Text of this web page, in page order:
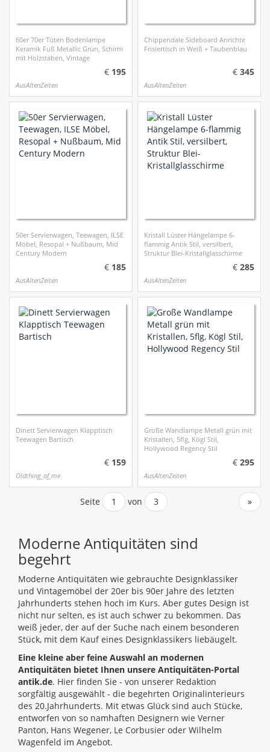
60er 70er Tüten Bodenlampe
Keramik Fuß Metallic Grün, Schirm
mit Holzstäben, Vintage
195
AusAltenZeiten
Chippendale Sideboard Anrichte
Frisiertisch in Weiß + Taubenblau
345
AusAltenZeiten
50er Servierwagen, Teewagen, ILSE
Möbel, Resopal + Nußbaum, Mid
Century Modern
185
AusAltenZeiten
Kristall Lüster Hängelampe 6-
flammig Antik Stil, versilbert,
Struktur Blei-Kristallglasschirme
285
AusAltenZeiten
Dinett Servierwagen Klapptisch
Teewagen Bartisch
159
Oldthing_of_me
Große Wandlampe Metall grün mit
Kristallen, 5flg, Kögl Stil,
Hollywood Regency Stil
295
AusAltenZeiten
Seite 1 von 3 »
Moderne Antiquitäten sind
begehrt
Moderne Antiquitäten wie gebrauchte Designklassiker
und Vintagemöbel der 20er bis 90er Jahre des letzten
Jahrhunderts stehen hoch im Kurs. Aber gutes Design ist
nicht nur selten, es ist auch schwer zu bekommen. Das
weiß jeder, der auf der Suche nach einem besonderen
Stück, mit dem Kauf eines Designklassikers liebäugelt.
Eine kleine aber feine Auswahl an modernen
Antiquitäten bietet Ihnen unsere Antiquitäten-Portal
antik.de. Hier finden Sie - von unserer Redaktion
sorgfältig ausgewählt - die begehrten Originalinterieurs
des 20.Jahrhunderts. Mit etwas Glück sind auch Stücke,
entworfen von so namhaften Designern wie Verner
Panton, Hans Wegener, Le Corbusier oder Wilhelm
Wagenfeld im Angebot.